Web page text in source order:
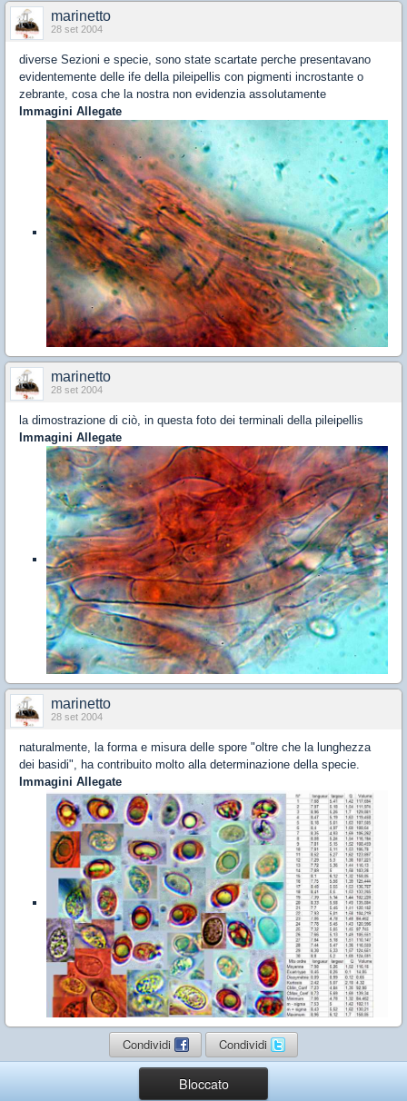
marinetto
28 set 2004
diverse Sezioni e specie, sono state scartate perche presentavano
evidentemente delle ife della pileipellis con pigmenti incrostante o
zebrante, cosa che la nostra non evidenzia assolutamente
Immagini Allegate
marinetto
28 set 2004
la dimostrazione di ciò, in questa foto dei terminali della pileipellis
Immagini Allegate
marinetto
28 set 2004
naturalmente, la forma e misura delle spore "oltre che la lunghezza
dei basidi", ha contribuito molto alla determinazione della specie.
Immagini Allegate
Condividi Condividi
Bloccato